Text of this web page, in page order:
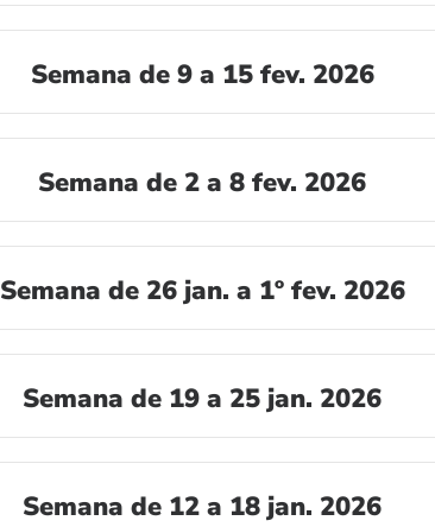
Semana de 9 a 15 fev. 2026
Semana de 2 a 8 fev. 2026
Semana de 26 jan. a 1º fev. 2026
Semana de 19 a 25 jan. 2026
Semana de 12 a 18 jan. 2026